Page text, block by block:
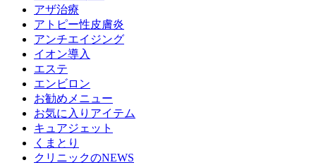
アザ治療
アトピー性皮膚炎
アンチエイジング
イオン導入
エステ
エンビロン
お勧めメニュー
お気に入りアイテム
キュアジェット
くまとり
クリニックのNEWS